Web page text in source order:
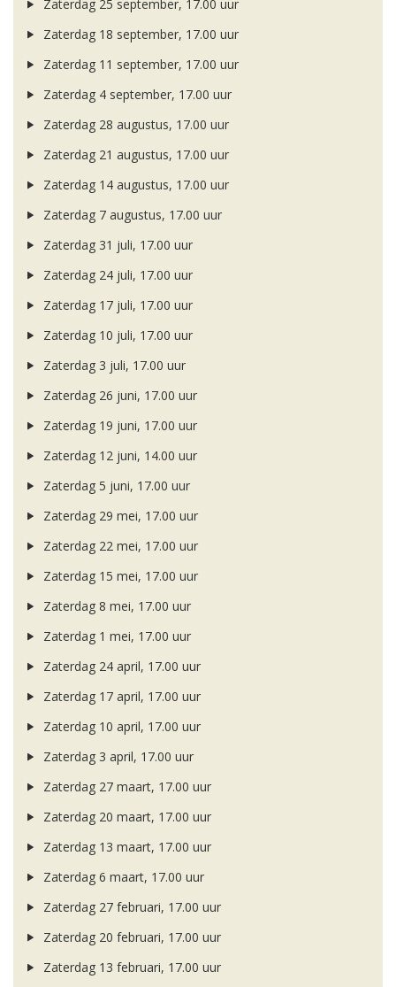
Zaterdag 25 september, 17.00 uur
Zaterdag 18 september, 17.00 uur
Zaterdag 11 september, 17.00 uur
Zaterdag 4 september, 17.00 uur
Zaterdag 28 augustus, 17.00 uur
Zaterdag 21 augustus, 17.00 uur
Zaterdag 14 augustus, 17.00 uur
Zaterdag 7 augustus, 17.00 uur
Zaterdag 31 juli, 17.00 uur
Zaterdag 24 juli, 17.00 uur
Zaterdag 17 juli, 17.00 uur
Zaterdag 10 juli, 17.00 uur
Zaterdag 3 juli, 17.00 uur
Zaterdag 26 juni, 17.00 uur
Zaterdag 19 juni, 17.00 uur
Zaterdag 12 juni, 14.00 uur
Zaterdag 5 juni, 17.00 uur
Zaterdag 29 mei, 17.00 uur
Zaterdag 22 mei, 17.00 uur
Zaterdag 15 mei, 17.00 uur
Zaterdag 8 mei, 17.00 uur
Zaterdag 1 mei, 17.00 uur
Zaterdag 24 april, 17.00 uur
Zaterdag 17 april, 17.00 uur
Zaterdag 10 april, 17.00 uur
Zaterdag 3 april, 17.00 uur
Zaterdag 27 maart, 17.00 uur
Zaterdag 20 maart, 17.00 uur
Zaterdag 13 maart, 17.00 uur
Zaterdag 6 maart, 17.00 uur
Zaterdag 27 februari, 17.00 uur
Zaterdag 20 februari, 17.00 uur
Zaterdag 13 februari, 17.00 uur